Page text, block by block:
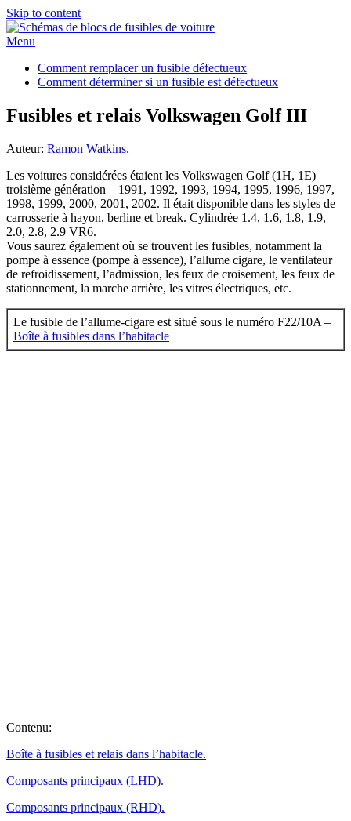
Skip to content
Menu
Comment remplacer un fusible défectueux
Comment déterminer si un fusible est défectueux
Fusibles et relais Volkswagen Golf III
Auteur: Ramon Watkins.
Les voitures considérées étaient les Volkswagen Golf (1H, 1E)
troisième génération – 1991, 1992, 1993, 1994, 1995, 1996, 1997,
1998, 1999, 2000, 2001, 2002. Il était disponible dans les styles de
carrosserie à hayon, berline et break. Cylindrée 1.4, 1.6, 1.8, 1.9,
2.0, 2.8, 2.9 VR6.
Vous saurez également où se trouvent les fusibles, notamment la
pompe à essence (pompe à essence), l’allume cigare, le ventilateur
de refroidissement, l’admission, les feux de croisement, les feux de
stationnement, la marche arrière, les vitres électriques, etc.
Le fusible de l’allume-cigare est situé sous le numéro F22/10A –
Boîte à fusibles dans l’habitacle
Contenu:
Boîte à fusibles et relais dans l’habitacle.
Сomposants principaux (LHD).
Сomposants principaux (RHD).